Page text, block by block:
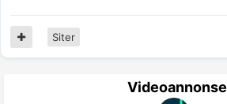
Siter
Videoannonse